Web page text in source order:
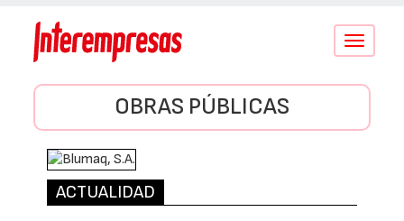
Conmutar
OBRAS PÚBLICAS
ACTUALIDAD